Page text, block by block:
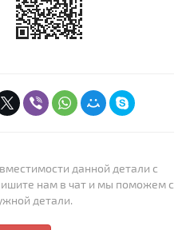
данной детали с
нам в чат и мы поможем с
детали.